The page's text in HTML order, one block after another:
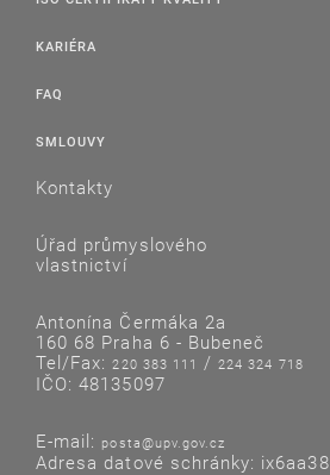
KARIÉRA
FAQ
SMLOUVY
Kontakty
Úřad průmyslového
vlastnictví
Antonína Čermáka 2a
160 68 Praha 6 - Bubeneč
Tel/Fax:220 383 111 /224 324 718
IČO: 48135097
E-mail: posta@upv.gov.cz
Adresa datové schránky: ix6aa38